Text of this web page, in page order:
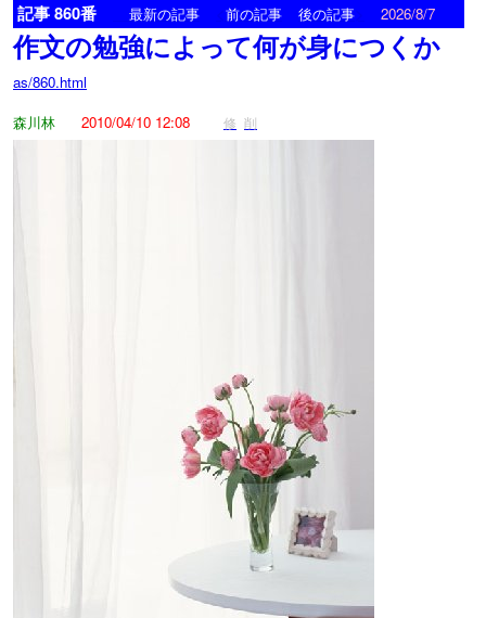
記事 860番 最新の記事 前の記事 後の記事 2026/8/7
作文の勉強によって何が身につくか
as/860.html
森川林
2010/04/10 12:08 修 削